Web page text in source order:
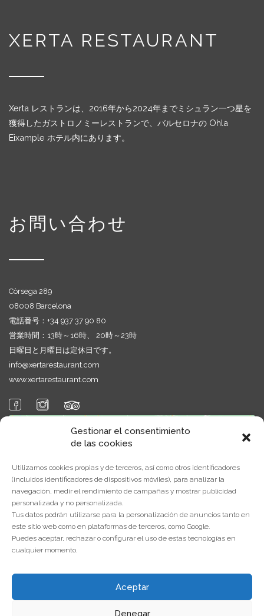
Gestionar el consentimiento
de las cookies
Utilizamos cookies propias y de terceros, así como otros identificadores
(incluidos identificadores de dispositivos móviles), para analizar la
navegación, medir el rendimiento de campañas y mostrar publicidad
personalizada y no personalizada.
Tus datos podrán utilizarse para la personalización de anuncios tanto en
este sitio web como en plataformas de terceros, como Google.
Puedes aceptar, rechazar o configurar el uso de estas tecnologías en
cualquier momento.
Aceptar
Denegar
XERTA RESTAURANT
Xerta レストランは、2016年から2024年までミシュラン一つ星を
獲得したガストロノミーレストランで、バルセロナの Ohla
Eixample ホテル内にあります。
お問い合わせ
Còrsega 289
08008 Barcelona
電話番号：+34 937 37 90 80
営業時間：13時～16時、 20時～23時
日曜日と月曜日は定休日です。
info@xertarestaurant.com
www.xertarestaurant.com
Click to accept marketing cookies and